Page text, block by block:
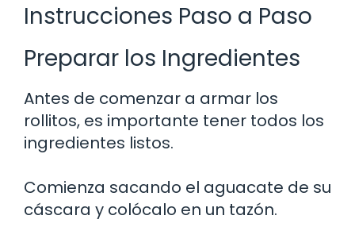
Instrucciones Paso a Paso
Preparar los Ingredientes
Antes de comenzar a armar los
rollitos, es importante tener todos los
ingredientes listos.
Comienza sacando el aguacate de su
cáscara y colócalo en un tazón.